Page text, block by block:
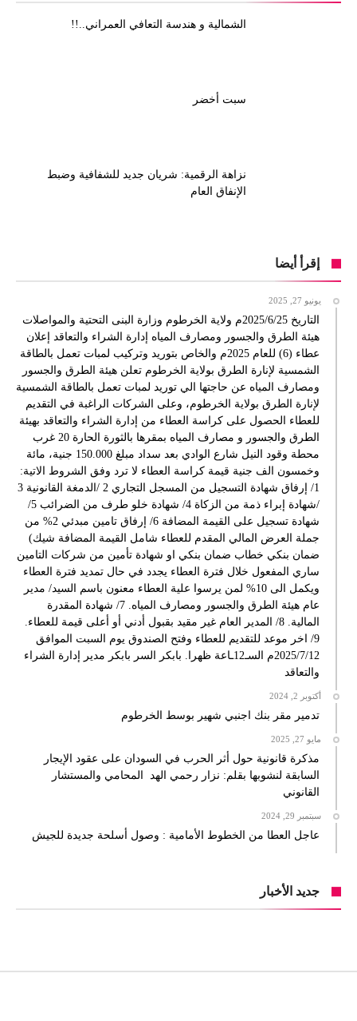
الشمالية و هندسة التعافي العمراني..!!
سبت أخضر
نزاهة الرقمية: شريان جديد للشفافية وضبط
الإنفاق العام
إقرأ أيضا
يونيو 27, 2025
التاريخ 2025/6/25م ولاية الخرطوم وزارة البنى التحتية والمواصلات
هيئة الطرق والجسور ومصارف المياه إدارة الشراء والتعاقد إعلان
عطاء (6) للعام 2025م والخاص بتوريد وتركيب لمبات تعمل بالطاقة
الشمسية لإنارة الطرق بولاية الخرطوم تعلن هيئة الطرق والجسور
ومصارف المياه عن حاجتها الي توريد لمبات تعمل بالطاقة الشمسية
لإنارة الطرق بولاية الخرطوم، وعلى الشركات الراغبة في التقديم
للعطاء الحصول على كراسة العطاء من إدارة الشراء والتعاقد بهيئة
الطرق والجسور و مصارف المياه بمقرها بالثورة الحارة 20 غرب
محطة وقود النيل شارع الوادي بعد سداد مبلغ 150.000 جنية، مائة
وخمسون الف جنية قيمة كراسة العطاء لا ترد وفق الشروط الاتية:
1/ إرفاق شهادة التسجيل من المسجل التجاري 2 /الدمغة القانونية 3
/شهادة إبراء ذمة من الزكاة 4/ شهادة خلو طرف من الضرائب 5/
شهادة تسجيل على القيمة المضافة 6/ إرفاق تامين مبدئي 2% من
جملة العرض المالي المقدم للعطاء شامل القيمة المضافة شيك)
ضمان بنكي خطاب ضمان بنكي او شهادة تأمين من شركات التامين
ساري المفعول خلال فترة العطاء يجدد في حال تمديد فترة العطاء
ويكمل الى 10% لمن يرسوا علية العطاء معنون باسم السيد/ مدير
عام هيئة الطرق والجسور ومصارف المياه. 7/ شهادة المقدرة
المالية. 8/ المدير العام غير مقيد بقبول أدني أو أعلى قيمة للعطاء.
9/ اخر موعد للتقديم للعطاء وفتح الصندوق يوم السبت الموافق
2025/7/12م السـ12ـاعة ظهرا. بابكر السر بابكر مدير إدارة الشراء
والتعاقد
أكتوبر 2, 2024
تدمير مقر بنك اجنبي شهير بوسط الخرطوم
مايو 27, 2025
مذكرة قانونية حول أثر الحرب في السودان على عقود الإيجار
السابقة لنشوبها بقلم: نزار رحمي الهد المحامي والمستشار
القانوني
سبتمبر 29, 2024
عاجل العطا من الخطوط الأمامية : وصول أسلحة جديدة للجيش
جديد الأخبار